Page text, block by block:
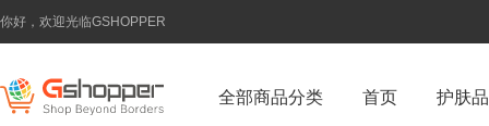
你好，欢迎光临GSHOPPER
全部商品分类 首页 护肤品